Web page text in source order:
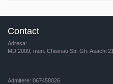
Contact
Adresa:
MD 2009, mun. Chisinau Str. Gh. Asachi 21
Admitere: 067458026